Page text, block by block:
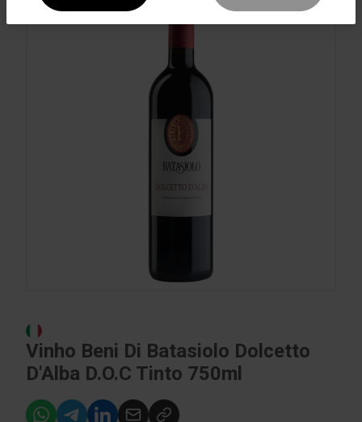
Vinho Beni Di Batasiolo Dolcetto
D'Alba D.O.C Tinto 750ml